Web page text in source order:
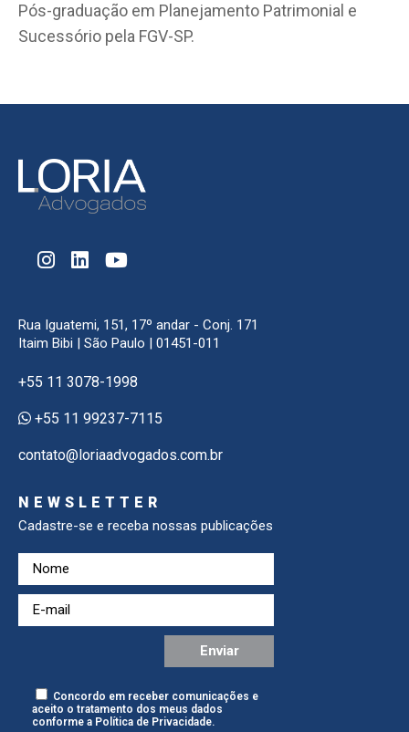
Pós-graduação em Planejamento Patrimonial e
Sucessório pela FGV-SP.
Rua Iguatemi, 151, 17º andar - Conj. 171
Itaim Bibi | São Paulo | 01451-011
+55 11 3078-1998
+55 11 99237-7115
contato@loriaadvogados.com.br
NEWSLETTER
Cadastre-se e receba nossas publicações
Concordo em receber comunicações e
aceito o tratamento dos meus dados
conforme a Política de Privacidade.